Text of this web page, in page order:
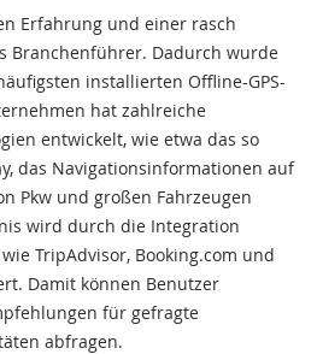
Erfahrung und einer rasch
Branchenführer. Dadurch wurde
installierten Offline-GPS-
hat zahlreiche
entwickelt, wie etwa das so
das Navigationsinformationen auf
Pkw und großen Fahrzeugen
wird durch die Integration
TripAdvisor, Booking.com und
Damit können Benutzer
für gefragte
abfragen.